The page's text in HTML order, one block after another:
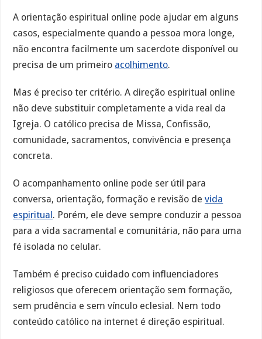
A orientação espiritual online pode ajudar em alguns
casos, especialmente quando a pessoa mora longe,
não encontra facilmente um sacerdote disponível ou
precisa de um primeiro acolhimento.
Mas é preciso ter critério. A direção espiritual online
não deve substituir completamente a vida real da
Igreja. O católico precisa de Missa, Confissão,
comunidade, sacramentos, convivência e presença
concreta.
O acompanhamento online pode ser útil para
conversa, orientação, formação e revisão devida
espiritual. Porém, ele deve sempre conduzir a pessoa
para a vida sacramental e comunitária, não para uma
fé isolada no celular.
Também é preciso cuidado com influenciadores
religiosos que oferecem orientação sem formação,
sem prudência e sem vínculo eclesial. Nem todo
conteúdo católico na internet é direção espiritual.